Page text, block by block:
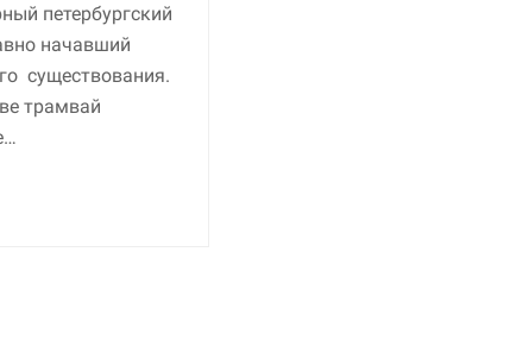
петербургский
начавший
существования.
трамвай
обязательно. Они
необходимы для
функционирования
веб-сайта.